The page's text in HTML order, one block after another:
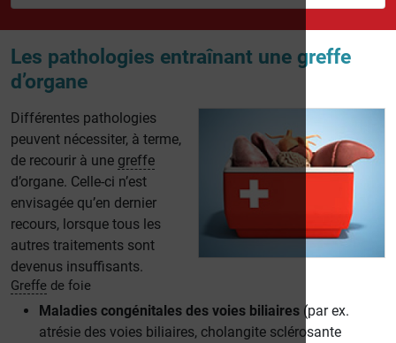
Les pathologies entraînant une greffe
d’organe
Différentes pathologies
peuvent nécessiter, à terme,
de recourir à une greffe
d’organe. Celle-ci n’est
envisagée qu’en dernier
recours, lorsque tous les
autres traitements sont
devenus insuffisants.
Greffe de foie
Maladies congénitales des voies biliaires (par ex.
atrésie des voies biliaires, cholangite sclérosante